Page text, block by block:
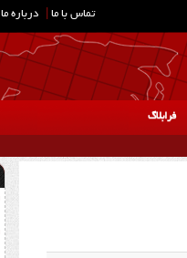
تماس با ما درباره ما
فرابلاگ